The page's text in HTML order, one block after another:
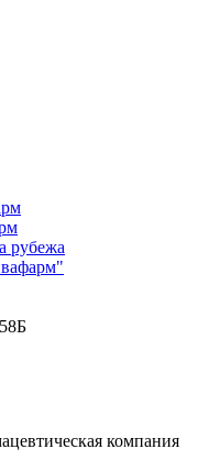
рубежа
компания